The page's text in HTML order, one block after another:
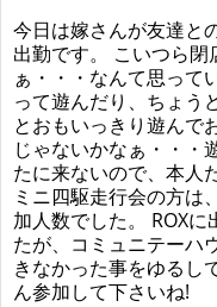
今日は嫁さんが友達と
出勤です。 こいつら
ぁ・・・なんて思って
って遊んだり、ちょう
とおもいっきり遊んで
じゃないかなぁ・・・
たに来ないので、本人
ミニ四駆走行会の方は
加人数でした。 ROX
たが、コミュニテーハ
きなかった事をゆるし
ん参加して下さいね!